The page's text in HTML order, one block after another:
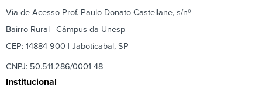
Via de Acesso Prof. Paulo Donato Castellane, s/nº
Bairro Rural | Câmpus da Unesp
CEP: 14884-900 | Jaboticabal, SP
CNPJ: 50.511.286/0001-48
Institucional